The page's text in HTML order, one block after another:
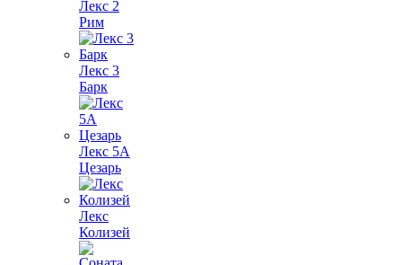
Лекс 2
Рим
Лекс 3
Барк
Лекс 5А
Цезарь
Лекс
Колизей